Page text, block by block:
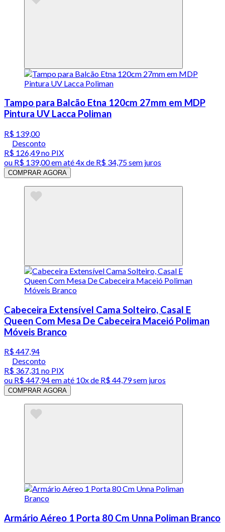
Tampo para Balcão Etna 120cm 27mm em MDP
Pintura UV Lacca Poliman
R$ 139,00
Desconto
R$ 126,49no PIX
ou R$ 139,00em até4x de R$ 34,75 sem juros
COMPRAR AGORA
Cabeceira Extensível Cama Solteiro, Casal E
Queen Com Mesa De Cabeceira Maceió Poliman
Móveis Branco
R$ 447,94
Desconto
R$ 367,31 no PIX
ou R$ 447,94em até 10x de R$ 44,79 sem juros
COMPRAR AGORA
Armário Aéreo 1 Porta 80 Cm Unna Poliman Branco